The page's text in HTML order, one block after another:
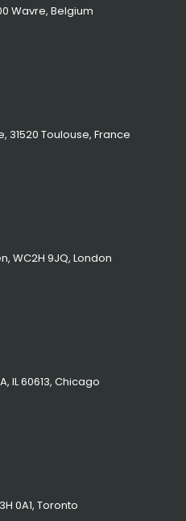
Wavre, Belgium
31520 Toulouse, France
WC2H 9JQ, London
IL 60613, Chicago
0A1, Toronto